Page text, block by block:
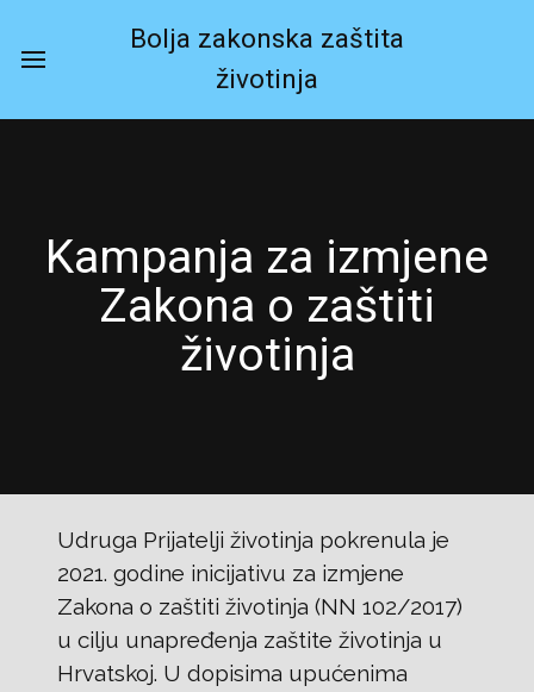
Bolja zakonska zaštita
životinja
Kampanja za izmjene
Zakona o zaštiti
životinja
Udruga Prijatelji životinja pokrenula je
2021. godine inicijativu za izmjene
Zakona o zaštiti životinja (NN 102/2017)
u cilju unapređenja zaštite životinja u
Hrvatskoj. U dopisima upućenima